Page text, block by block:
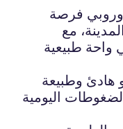
فرصة
مع
واحة طبيعية
هادئ وطبيعة
اليومية